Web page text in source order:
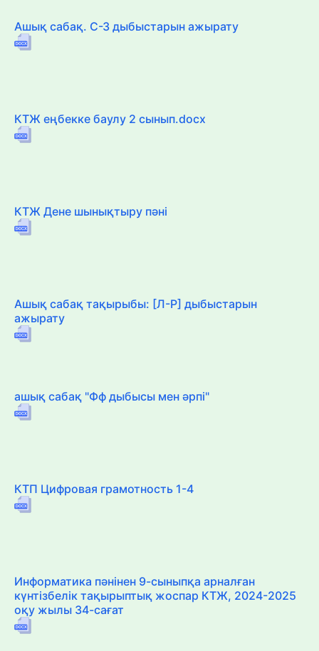
Ашық сабақ. С-З дыбыстарын ажырату
КТЖ еңбекке баулу 2 сынып.docx
КТЖ Дене шынықтыру пәні
Ашық сабақ тақырыбы: [Л-Р] дыбыстарын
ажырату
ашық сабақ "Фф дыбысы мен әрпі"
КТП Цифровая грамотность 1-4
Информатика пәнінен 9-сыныпқа арналған
күнтізбелік тақырыптық жоспар КТЖ, 2024-2025
оқу жылы 34-сағат